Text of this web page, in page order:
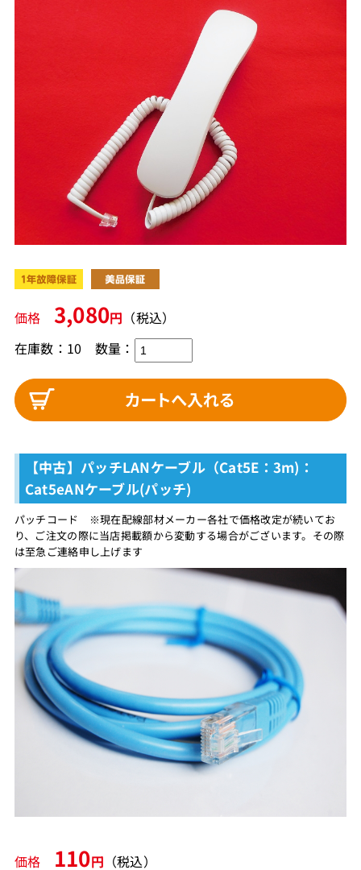
価格 3,080円 （税込）
在庫数：10 数量：
【中古】パッチLANケーブル（Cat5E：3m)：
Cat5eANケーブル(パッチ)
パッチコード ※現在配線部材メーカー各社で価格改定が続いてお
り、ご注文の際に当店掲載額から変動する場合がございます。その際
は至急ご連絡申し上げます
価格 110円 （税込）